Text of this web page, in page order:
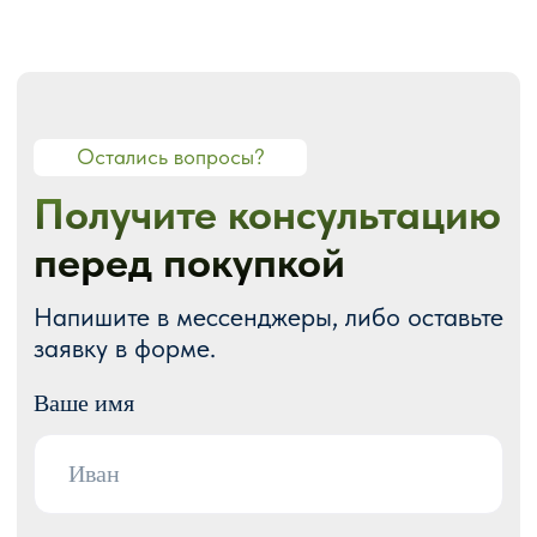
О нас
Портфолио
Блог
Акции
ГОТОВЫЕ РЕШЕНИЯ
Готовые многостраничные сайты